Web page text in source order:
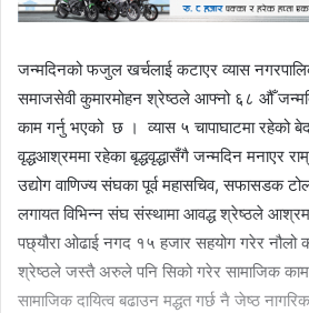
जन्मदिनको फजुल खर्चलाई कटाएर व्यास
समाजसेवी कुमारमोहन श्रेष्ठले आफ्नो ६८ औँ
काम गर्नु भएको छ । व्यास ५ चापाघाटमा रहेको
वृद्धआश्रममा रहेका बृद्धवृद्धासँगै जन्मदिन मनाएर
उद्योग वाणिज्य संघका पूर्व महासचिव, सफासडक
लगायत विभिन्न संघ संस्थामा आवद्ध श्रेष्ठले
पछ्यौरा ओढाई नगद १५ हजार सहयोग गरेर नौलो
श्रेष्ठले जस्तै अरुले पनि सिको गरेर सामाजिक काम
सामाजिक दायित्व बढाउन मद्धत गर्छ नै जेष्ठ